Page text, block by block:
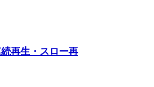
再生・スロー再